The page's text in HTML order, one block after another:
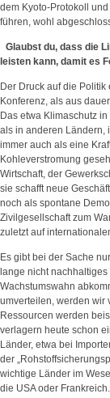
dem Kyoto-Protokoll
führen, wohl
Glaubst du, dass die
leisten kann, damit es
Der Druck auf die
Konferenz, als aus
Das etwa Klimaschutz
als in anderen Ländern,
immer auch als eine
Kohleverstromung
Wirtschaft, der
sie schafft neue
noch als spontane
Zivilgesellschaft zum
zuletzt auf
Es gibt bei der Sache
lange nicht
Wachstumswahn
umverteilen, werden wir
Ressourcen werden
verlagern heute schon
Länder, etwa bei
der
wichtige Länder im
die USA oder